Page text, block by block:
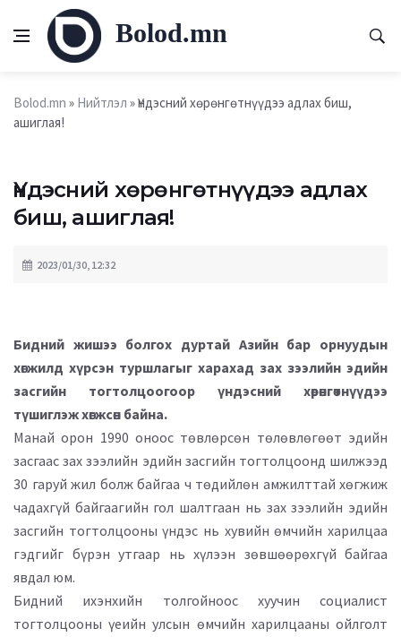
Bolod.mn
Bolod.mn » Нийтлэл » Үндэсний хөрөнгөтнүүдээ адлах биш,
ашиглая!
Үндэсний хөрөнгөтнүүдээ адлах
биш, ашиглая!
2023/01/30, 12:32
Бидний жишээ болгох дуртай Азийн бар орнуудын
хөгжилд хүрсэн туршлагыг харахад зах зээлийн эдийн
засгийн тогтолцоогоор үндэсний хөрөнгөтнүүдээ
түшиглэж хөгжсөн байна.
Манай орон 1990 оноос төвлөрсөн төлөвлөгөөт эдийн
засгаас зах зээлийн эдийн засгийн тогтолцоонд шилжээд
30 гаруй жил болж байгаа ч төдийлөн амжилттай хөгжиж
чадахгүй байгаагийн гол шалтгаан нь зах зээлийн эдийн
засгийн тогтолцооны үндэс нь хувийн өмчийн харилцаа
гэдгийг бүрэн утгаар нь хүлээн зөвшөөрөхгүй байгаа
явдал юм.
Бидний ихэнхийн толгойноос хуучин социалист
тогтолцооны үеийн улсын өмчийн харилцааны ойлголт